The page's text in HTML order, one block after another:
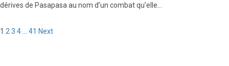
dérives de Pasapasa au nom d’un combat qu’elle...
Pagination
1 2 3 4 41 Next